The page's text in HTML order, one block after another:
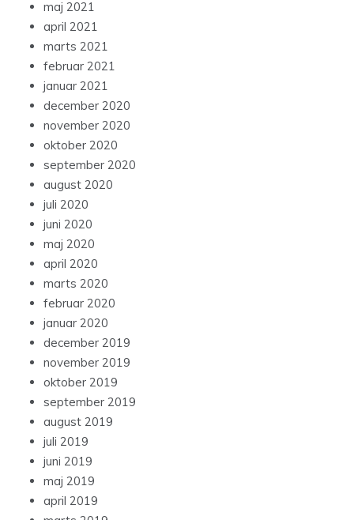
maj 2021
april 2021
marts 2021
februar 2021
januar 2021
december 2020
november 2020
oktober 2020
september 2020
august 2020
juli 2020
juni 2020
maj 2020
april 2020
marts 2020
februar 2020
januar 2020
december 2019
november 2019
oktober 2019
september 2019
august 2019
juli 2019
juni 2019
maj 2019
april 2019